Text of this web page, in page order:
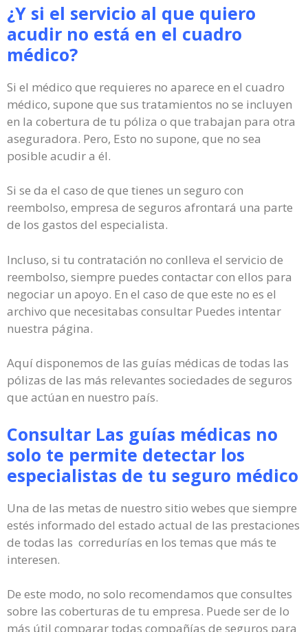
¿Y si el servicio al que quiero
acudir no está en el cuadro
médico?
Si el médico que requieres no aparece en el cuadro
médico, supone que sus tratamientos no se incluyen
en la cobertura de tu póliza o que trabajan para otra
aseguradora. Pero, Esto no supone, que no sea
posible acudir a él.
Si se da el caso de que tienes un seguro con
reembolso, empresa de seguros afrontará una parte
de los gastos del especialista.
Incluso, si tu contratación no conlleva el servicio de
reembolso, siempre puedes contactar con ellos para
negociar un apoyo. En el caso de que este no es el
archivo que necesitabas consultar Puedes intentar
nuestra página.
Aquí disponemos de las guías médicas de todas las
pólizas de las más relevantes sociedades de seguros
que actúan en nuestro país.
Consultar Las guías médicas no
solo te permite detectar los
especialistas de tu seguro médico
Una de las metas de nuestro sitio webes que siempre
estés informado del estado actual de las prestaciones
de todas las corredurías en los temas que más te
interesen.
De este modo, no solo recomendamos que consultes
sobre las coberturas de tu empresa. Puede ser de lo
más útil comparar todas compañías de seguros para